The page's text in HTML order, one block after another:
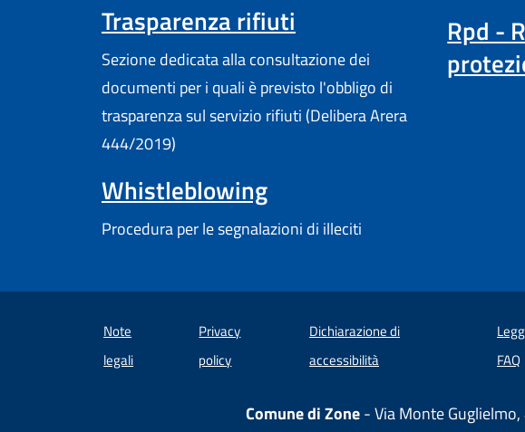
Trasparenza rifiuti
Sezione dedicata alla consultazione dei
documenti per i quali è previsto l'obbligo di
trasparenza sul servizio rifiuti (Delibera Arera
444/2019)
Whistleblowing
Procedura per le segnalazioni di illeciti
Rpd -
Note
legali
Privacy
policy
Dichiarazione di
accessibilità (apre in un'altra scheda).
FAQ
Comune di Zone- Via Monte Guglielmo,